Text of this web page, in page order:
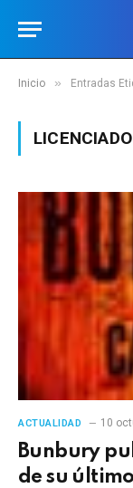
Inicio » Entradas
ACTUALIDAD 10
Bunbury
de su